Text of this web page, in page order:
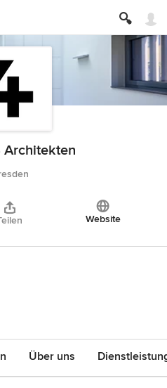
Architekten
Website
Über uns